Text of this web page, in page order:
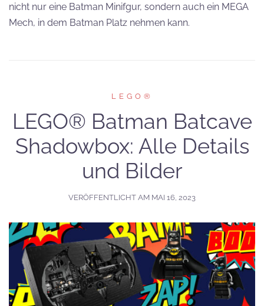
nicht nur eine Batman Minifgur, sondern auch ein MEGA
Mech, in dem Batman Platz nehmen kann.
LEGO®
LEGO® Batman Batcave
Shadowbox: Alle Details
und Bilder
VERÖFFENTLICHT AM MAI 16, 2023